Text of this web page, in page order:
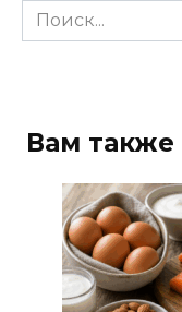
Search
for:
Вам также